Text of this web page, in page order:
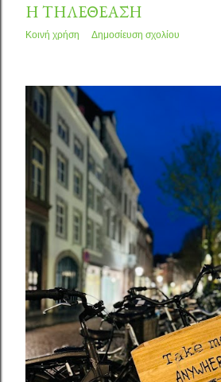
Η ΤΗΛΕΘΕΑΣΗ
Κοινή χρήση Δημοσίευση σχολίου